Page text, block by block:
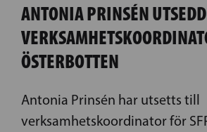
ANTONIA PRINSÉN
ÖSTERBOTTEN
Antonia Prinsén har utsetts till
verksamhetskoordinator för